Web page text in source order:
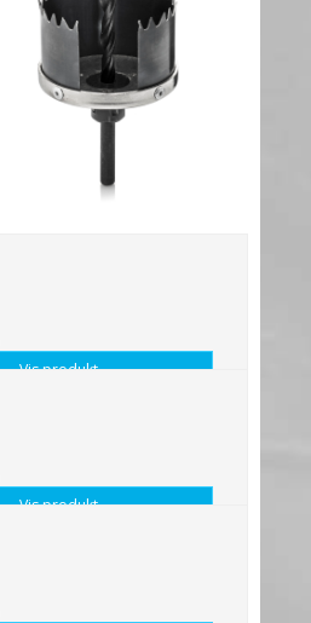
Vis produkt
Vis produkt